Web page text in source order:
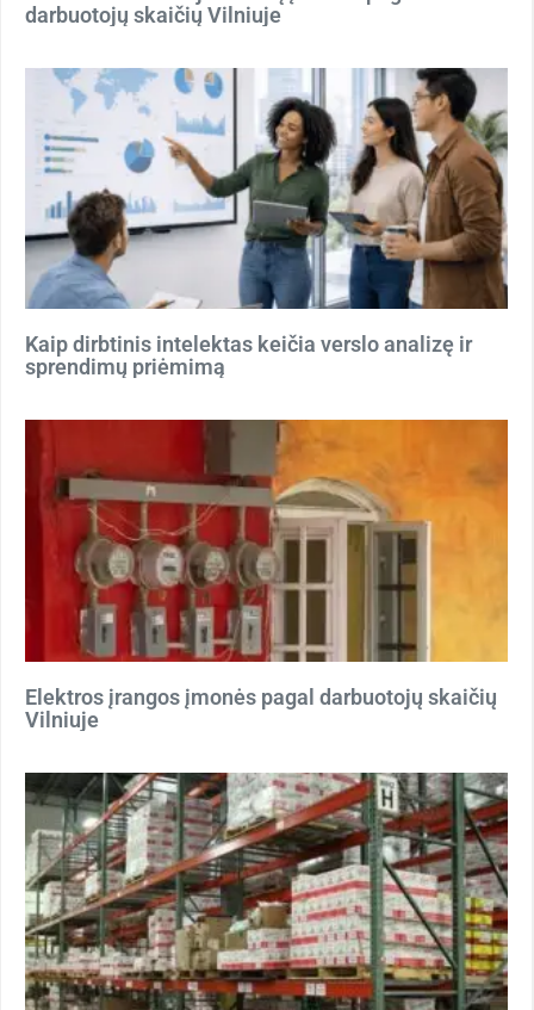
darbuotojų skaičių Vilniuje
Kaip dirbtinis intelektas keičia verslo analizę ir
sprendimų priėmimą
Elektros įrangos įmonės pagal darbuotojų skaičių
Vilniuje